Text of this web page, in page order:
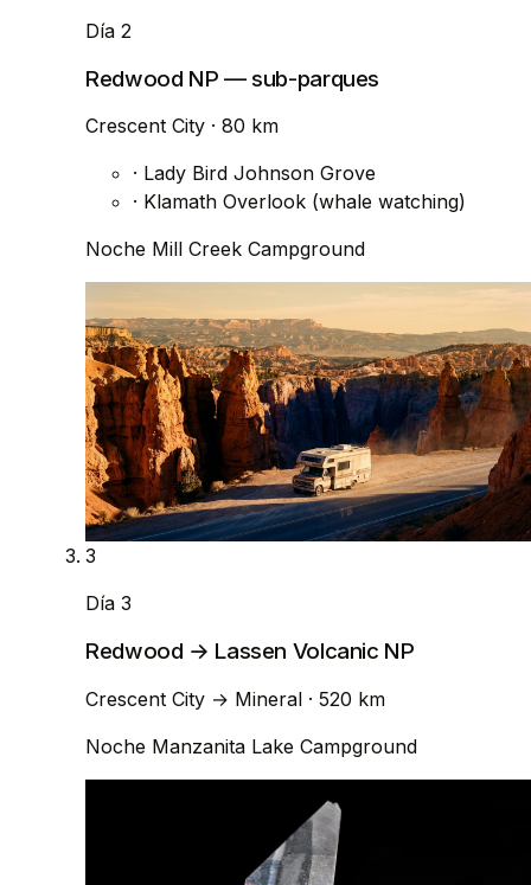
Día 2
Redwood NP — sub-parques
Crescent City · 80 km
· Lady Bird Johnson Grove
· Klamath Overlook (whale watching)
Noche Mill Creek Campground
3
Día 3
Redwood → Lassen Volcanic NP
Crescent City → Mineral · 520 km
Noche Manzanita Lake Campground